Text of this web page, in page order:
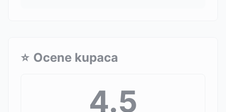
⭐ Ocene kupaca
4.5